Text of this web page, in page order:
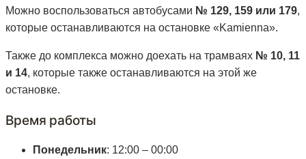
Можно воспользоваться автобусами № 129, 159 или 179,
которые останавливаются на остановке «Kamienna».
Также до комплекса можно доехать на трамваях № 10, 11
и 14, которые также останавливаются на этой же
остановке.
Время работы
Понедельник: 12:00 – 00:00